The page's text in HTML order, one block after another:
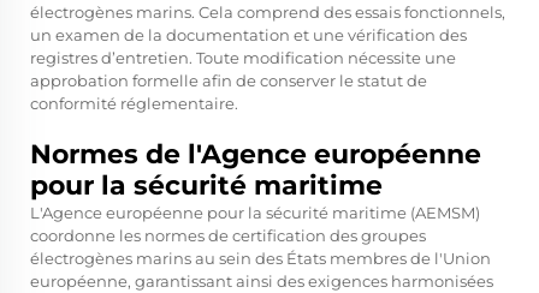
électrogènes marins. Cela comprend des essais fonctionnels,
un examen de la documentation et une vérification des
registres d’entretien. Toute modification nécessite une
approbation formelle afin de conserver le statut de
conformité réglementaire.
Normes de l'Agence européenne
pour la sécurité maritime
L'Agence européenne pour la sécurité maritime (AEMSM)
coordonne les normes de certification des groupes
électrogènes marins au sein des États membres de l'Union
européenne, garantissant ainsi des exigences harmonisées